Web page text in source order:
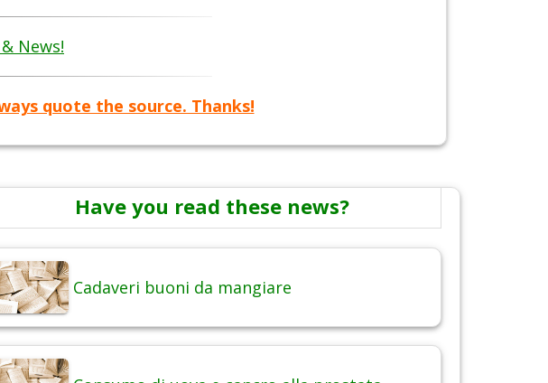
News!
quote the source. Thanks!
Have you read these news?
Cadaveri buoni da mangiare